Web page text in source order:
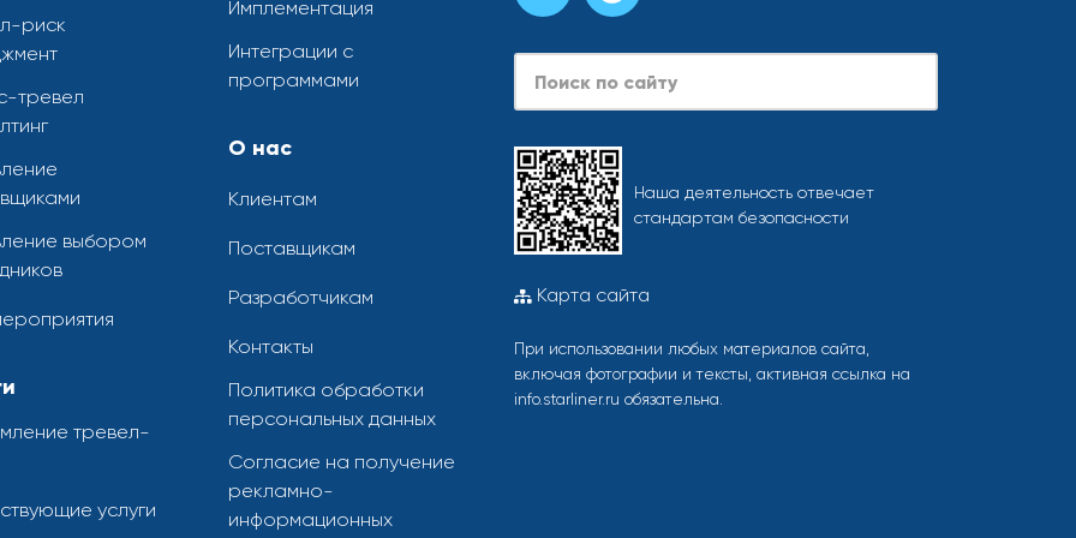
риск
тревел
выбором
тревел-
услуги
Имплементация
Интеграции с
программами
О нас
Клиентам
Поставщикам
Разработчикам
Контакты
Политика обработки
персональных данных
Согласие на получение
рекламно-
информационных
Search
Наша деятельность отвечает
стандартам безопасности
Карта сайта
При использовании любых материалов сайта,
включая фотографии и тексты, активная ссылка на
info.starliner.ru обязательна.